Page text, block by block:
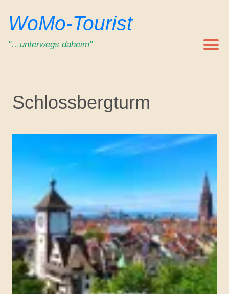
Inhalt
springen
WoMo-Tourist
"…unterwegs daheim"
Schlossbergturm